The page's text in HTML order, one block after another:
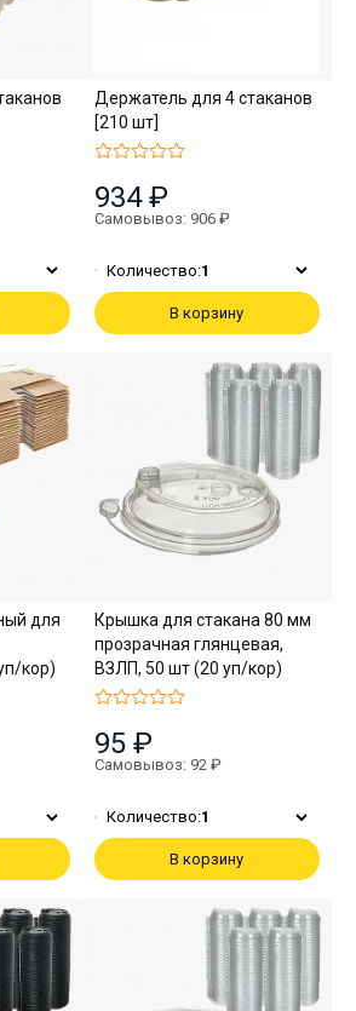
Держатель для 4 стаканов
[210 шт]
934 ₽
Самовывоз: 906 ₽
Количество:1
В корзину
для
кор)
Крышка для стакана 80 мм
прозрачная глянцевая,
ВЗЛП, 50 шт (20 уп/кор)
95 ₽
Самовывоз: 92 ₽
Количество:1
В корзину